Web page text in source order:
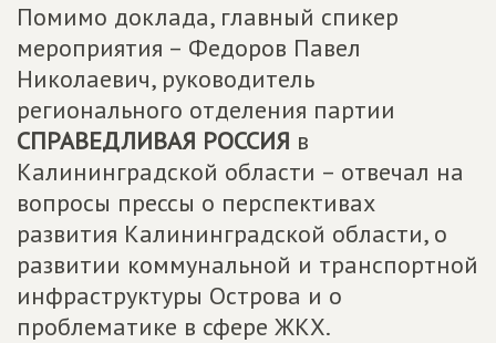
Помимо доклада, главный спикер
мероприятия – Федоров Павел
Николаевич, руководитель
регионального отделения партии
СПРАВЕДЛИВАЯ РОССИЯ в
Калининградской области – отвечал на
вопросы прессы о перспективах
развития Калининградской области, о
развитии коммунальной и транспортной
инфраструктуры Острова и о
проблематике в сфере ЖКХ.